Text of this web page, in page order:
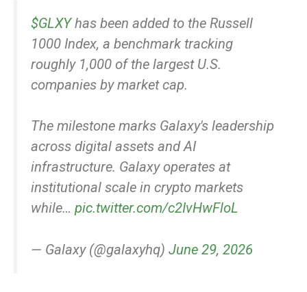
$GLXYhas been added to the Russell
1000 Index, a benchmark tracking
roughly 1,000 of the largest U.S.
companies by market cap.
The milestone marks Galaxy's leadership
across digital assets and AI
infrastructure. Galaxy operates at
institutional scale in crypto markets
while… pic.twitter.com/c2IvHwFloL
— Galaxy (@galaxyhq) June 29, 2026